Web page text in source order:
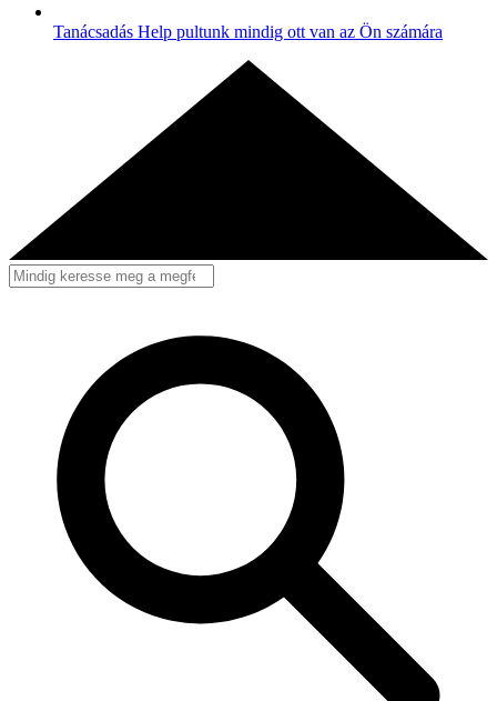
Tanácsadás Help pultunk mindig ott van az Ön számára